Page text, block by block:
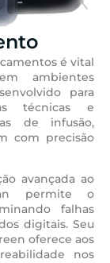
é vital
ambientes
para
técnicas e
de infusão,
com precisão
avançada ao
permite o
falhas
digitais. Seu
oferece aos
nos